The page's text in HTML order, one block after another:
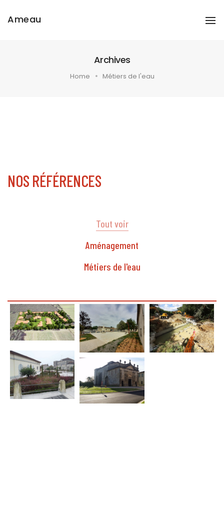
Ameau
Archives
Home Métiers de l'eau
NOS RÉFÉRENCES
Tout voir
Aménagement
Métiers de l'eau